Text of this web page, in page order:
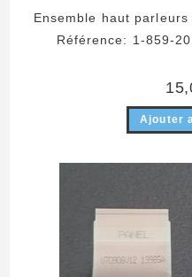
Ensemble haut
Référence: 1-859-
Ajouter